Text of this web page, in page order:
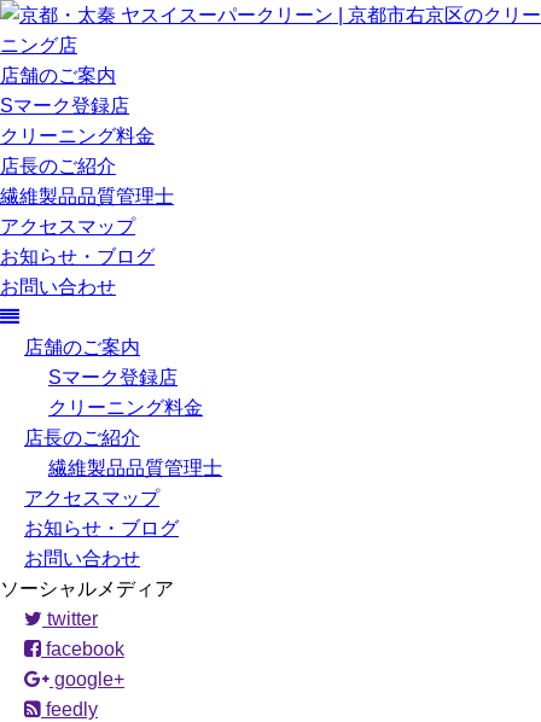
店舗のご案内
Sマーク登録店
クリーニング料金
店長のご紹介
繊維製品品質管理士
アクセスマップ
お知らせ・ブログ
お問い合わせ
店舗のご案内
Sマーク登録店
クリーニング料金
店長のご紹介
繊維製品品質管理士
アクセスマップ
お知らせ・ブログ
お問い合わせ
ソーシャルメディア
twitter
facebook
google+
feedly